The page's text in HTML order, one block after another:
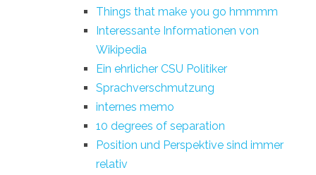
Things that make you go hmmmm
Interessante Informationen von
Wikipedia
Ein ehrlicher CSU Politiker
Sprachverschmutzung
internes memo
10 degrees of separation
Position und Perspektive sind immer
relativ